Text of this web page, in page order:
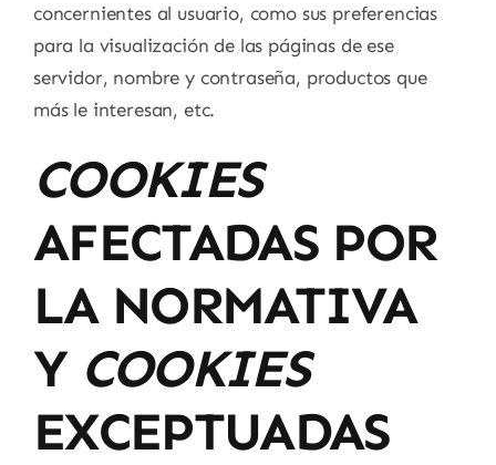
concernientes al usuario, como sus preferencias
para la visualización de las páginas de ese
servidor, nombre y contraseña, productos que
más le interesan, etc.
COOKIES
AFECTADAS POR
LA NORMATIVA
Y COOKIES
EXCEPTUADAS